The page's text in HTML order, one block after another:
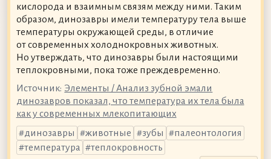
кислорода и взаимным связям между ними. Таким
образом, динозавры имели температуру тела выше
температуры окружающей среды, в отличие
от современных холоднокровных животных.
Но утверждать, что динозавры были настоящими
теплокровными, пока тоже преждевременно.
Источник: Элементы / Анализ зубной эмали
динозавров показал, что температура их тела была
как у современных млекопитающих
динозавры
животные зубы
палеонтология
температура
теплокровность